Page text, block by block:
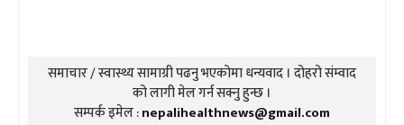
समाचार / स्वास्थ्य सामाग्री पढनु भएकोमा धन्यवाद । दोहरो संम्वाद
को लागी मेल गर्न सक्नु हुन्छ ।
सम्पर्क इमेल :nepalihealthnews@gmail.com